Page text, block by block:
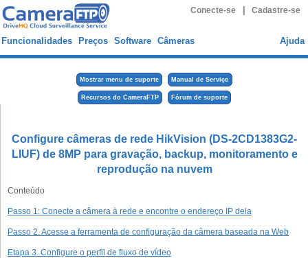
Conecte-se Cadastre-se
Funcionalidades Preços Software Câmeras Ajuda
Mostrar menu de suporte Manual de Serviço
Recursos do CameraFTP Fórum de suporte
Configure câmeras de rede HikVision (DS-2CD1383G2-
LIUF) de 8MP para gravação, backup, monitoramento e
reprodução na nuvem
Conteúdo
Passo 1: Conecte a câmera à rede e encontre o endereço IP dela
Passo 2. Acesse a ferramenta de configuração da câmera baseada na Web
Etapa 3. Configure o perfil de fluxo de vídeo